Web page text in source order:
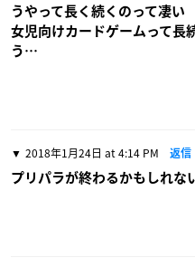
うやって長く続くのって凄い
女児向けカードゲームって長
う…
2018年1月24日 at 4:14 PM 返信
プリパラが終わるかもしれ